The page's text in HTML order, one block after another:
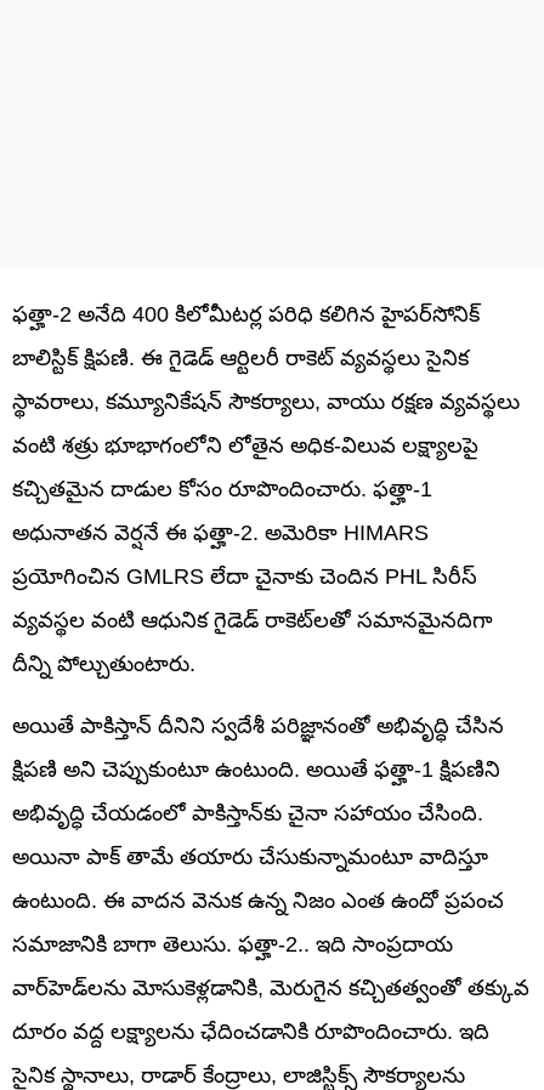
ఫత్హా-2 అనేది 400 కిలోమీటర్ల పరిధి కలిగిన హైపర్‌సోనిక్
బాలిస్టిక్ క్షిపణి. ఈ గైడెడ్ ఆర్టిలరీ రాకెట్ వ్యవస్థలు సైనిక
స్థావరాలు, కమ్యూనికేషన్ సౌకర్యాలు, వాయు రక్షణ వ్యవస్థలు
వంటి శత్రు భూభాగంలోని లోతైన అధిక-విలువ లక్ష్యాలపై
కచ్చితమైన దాడుల కోసం రూపొందించారు. ఫత్హా-1
అధునాతన వెర్షనే ఈ ఫత్హా-2. అమెరికా HIMARS
ప్రయోగించిన GMLRS లేదా చైనాకు చెందిన PHL సిరీస్
వ్యవస్థల వంటి ఆధునిక గైడెడ్ రాకెట్‌లతో సమానమైనదిగా
దీన్ని పోల్చుతుంటారు.
అయితే పాకిస్తాన్ దీనిని స్వదేశీ పరిజ్ఞానంతో అభివృద్ధి చేసిన
క్షిపణి అని చెప్పుకుంటూ ఉంటుంది. అయితే ఫత్హా-1 క్షిపణిని
అభివృద్ధి చేయడంలో పాకిస్తాన్‌కు చైనా సహాయం చేసింది.
అయినా పాక్‌ తామే తయారు చేసుకున్నామంటూ వాదిస్తూ
ఉంటుంది. ఈ వాదన వెనుక ఉన్న నిజం ఎంత ఉందో ప్రపంచ
సమాజానికి బాగా తెలుసు. ఫత్హా-2.. ఇది సాంప్రదాయ
వార్‌హెడ్‌లను మోసుకెళ్లడానికి, మెరుగైన కచ్చితత్వంతో తక్కువ
దూరం వద్ద లక్ష్యాలను ఛేదించడానికి రూపొందించారు. ఇది
సైనిక స్థానాలు, రాడార్ కేంద్రాలు, లాజిస్టిక్స్ సౌకర్యాలను